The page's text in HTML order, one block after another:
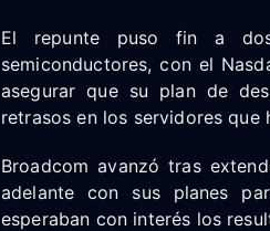
El repunte puso fin a
semiconductores, con el
asegurar que su plan de
retrasos en los servidores que
Broadcom avanzó tras
adelante con sus planes
esperaban con interés los